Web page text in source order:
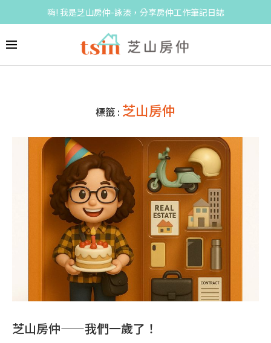
嗨! 我是芝山房仲-詠溱，分享房仲工作筆記日誌
標籤 : 芝山房仲
芝山房仲——我們一歲了！